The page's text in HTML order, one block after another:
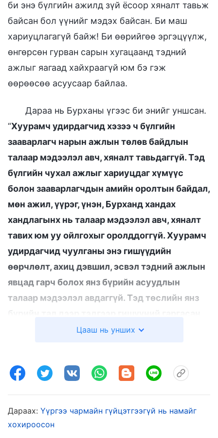
би энэ бүлгийн ажилд зүй ёсоор хяналт тавьж
байсан бол үүнийг мэдэх байсан. Би маш
хариуцлагагүй байж! Би өөрийгөө эргэцүүлж,
өнгөрсөн гурван сарын хугацаанд тэдний
ажлыг яагаад хайхраагүй юм бэ гэж
өөрөөсөө асуусаар байлаа.
Дараа нь Бурханы үгээс би энийг уншсан.
“Хуурамч удирдагчид хэзээ ч бүлгийн
зааварлагч нарын ажлын төлөв байдлын
талаар мэдээлэл авч, хяналт тавьдаггүй. Тэд
бүлгийн чухал ажлыг хариуцдаг хүмүүс
болон зааварлагчдын амийн оролтын байдал,
мөн ажил, үүрэг, үнэн, Бурханд хандах
хандлагынх нь талаар мэдээлэл авч, хяналт
тавих юм уу ойлгохыг оролддоггүй. Хуурамч
удирдагчид чуулганы энэ гишүүдийн
өөрчлөлт, ахиц дэвшил, эсвэл тэдний ажлын
явцад гарч болох янз бүрийн асуудлын
талаар мэдээлэл авдаггүй. Тэд төслийн янз
алдаа, гажуудал нь чуулганы ажил болон
алдаа, гажуудлыг залруулсан эсэх талаар
эдгээр нөхцөл байдлын нарийн ширийнийг
ойлгодоггүй бол асуудал гарч ирэхэд тэд
Цааш нь унших
Дараах: Үүргээ чармайн гүйцэтгээгүй нь намайг
хохироосон